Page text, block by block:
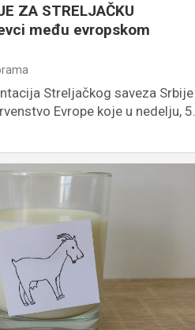
ZA STRELJAČKU
među evropskom
Streljačkog saveza Srbije
Evrope koje u nedelju, 5.